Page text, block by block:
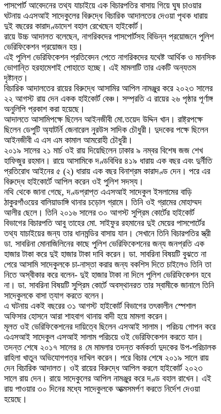
পাসপোর্ট আবেদনের তথ্য যাচাইয়ে এক বিচারপতির বাসায় গিয়ে ঘুষ চাওয়ার
ঘটনায় এএসআই সাদেকুলের বিরুদ্ধে বিচারিক আদালতের দেওয়া পৃথক ধারায়
দুই বছরের কারাদণ্ডাদেশ বহাল রেখেছেন হাইকোর্ট।
রায়ে উচ্চ আদালত বলেছেন, নাগরিকদের পাসপোর্টসহ বিভিন্ন প্রয়োজনে পুলিশ
ভেরিফিকেশন প্রয়োজন হয়।
এই পুলিশ ভেরিফিকেশন প্রতিবেদন পেতে নাগরিকদের যথেষ্ট আর্থিক ও মানসিক
ভোগান্তি হরহামেশাই পোহাতে হচ্ছে। এই মামলাটি তার একটি অন্যতম
দৃষ্টান্ত।
বিচারিক আদালতের রায়ের বিরুদ্ধে আসামির আপিল নামঞ্জুর করে ২০২৩ সালের
২২ আগস্ট রায় দেন একক হাইকোর্ট বেঞ্চ। সম্প্রতি এ রায়ের ২৬ পৃষ্ঠার পূর্ণাঙ্গ
অনুলিপি প্রকাশ করা হয়েছে।
আদালতে আসামিপক্ষে ছিলেন আইনজীবী মো.তয়েদ উদ্দিন খান। রাষ্ট্রপক্ষে
ছিলেন ডেপুটি অ্যাটর্নি জেনারেল নুরউস সাদিক চৌধুরী। দুদকের পক্ষে ছিলেন
আইনজীবী এ এস এম কামাল আমরোহী চৌধুরী।
২০১৯ সালের ২১ মার্চ ওই রায় দিয়েছিলেন ঢাকার ৯ নম্বর বিশেষ জজ শেখ
হাফিজুর রহমান। রায়ে আসামিকে দণ্ডবিধির ৪১৯ ধারায় এক বছর এবং দুর্নীতি
প্রতিরোধ আইনের ৫ (২) ধারায় এক বছর বিনাশ্রম কারাদণ্ড দেন। পরে এর
বিরুদ্ধে হাইকোর্টে আপিল করেন ওই পুলিশ সদস্য।
নথি থেকে জানা গেছে, দণ্ডপ্রাপ্ত এএসআই সাদেকুল ইসলামের বাড়ি
ঠাকুরগাঁওয়ের বালিয়াডাঙ্গি থানার চড়োল গ্রামে। তিনি ওই গ্রামের মোহাম্মদ
আলীর ছেলে। তিনি ২০১৬ সালের ৩০ আগস্ট সুপ্রিম কোর্টের হাইকোর্ট
বিভাগের বিচারপতি আবু তাহের মো. সাইফুর রহমানের দুই মেয়ের পাসপোর্টের
তথ্য যাচাইয়ের জন্য তার ধানমন্ডির বাসায় যান। সেখানে তিনি বিচারপতির স্ত্রী
ডা. সাবরিনা মোনাজিলিনের কাছে পুলিশ ভেরিফিকেশনের জন্য জনপ্রতি এক
হাজার টাকা করে দুই হাজার টাকা দাবি করেন। ডা. সাবরিনা বিষয়টি বুঝতে না
পেরে আসামি সাদেকুলকে চা-নাস্তা করার জন্য বকশিস দিতে চাইলেও তিনি তা
নিতে অস্বীকার করে বলেন- দুই হাজার টাকা না দিলে পুলিশ ভেরিফিকেশন হবে
না। ডা. সাবরিনা বিষয়টি সুপ্রিম কোর্টে অবস্থানরত তার স্বামীকে জানালে তিনি
সাদেকুলকে বাসা ত্যাগ করতে বলেন।
এ ঘটনায় একই বছরের ৩১ আগস্ট হাইকোর্ট বিভাগের তৎকালীন স্পেশাল
অফিসার হোসনে আরা শাহবাগ থানায় বাদী হয়ে মামলা করেন।
মূলত ওই ভেরিফিকেশনের দায়িত্বে ছিলেন এসআই সালাম। পরিচয় গোপন করে
এএসআই সাদেকুল এসআই সালাম পরিচয়ে ওই ভেরিফিকেশন করতে যান।
তদন্ত শেষে ২০১৭ সালের ৪ মে মামলার তদন্ত কর্মকর্তা দুদকের উপ-পরিচালক
রাহিলা খাতুন অভিযোগপত্র দাখিল করেন। পরে বিচার শেষে ২০১৯ সালে রায়
দেন বিচারিক আদালত। ওই রায়ের বিরুদ্ধে আপিল করলে হাইকোর্ট ২০২৩
সালে রায় দেন। রায়ে সাদেকুলের আপিল নামঞ্জুর করে দণ্ড বহাল রাখেন। এই
রায় পাওয়ার ৩০ দিনের মধ্যে সাদেকুলকে আত্মসমর্পণ করতে নির্দেশ দেওয়া
হয়েছে।